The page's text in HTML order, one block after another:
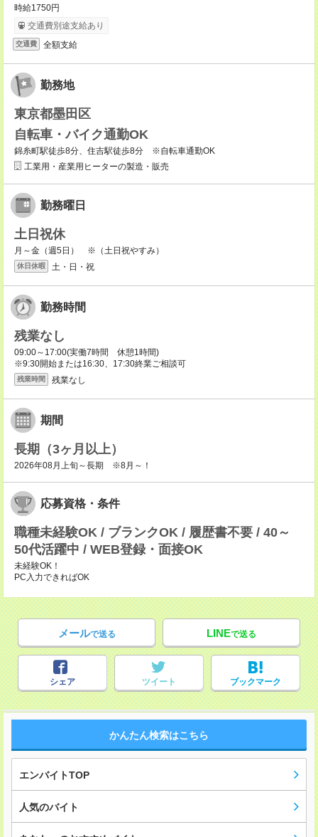
時給1750円
交通費別途支給あり
交通費 全額支給
勤務地
東京都墨田区
自転車・バイク通勤OK
錦糸町駅徒歩8分、住吉駅徒歩8分 ※自転車通勤OK
工業用・産業用ヒーターの製造・販売
勤務曜日
土日祝休
月～金（週5日） ※（土日祝やすみ）
休日休暇 土・日・祝
勤務時間
残業なし
09:00～17:00(実働7時間 休憩1時間)
※9:30開始または16:30、17:30終業ご相談可
残業時間 残業なし
期間
長期（3ヶ月以上）
2026年08月上旬～長期 ※8月～！
応募資格・条件
職種未経験OK / ブランクOK / 履歴書不要 / 40～
50代活躍中 / WEB登録・面接OK
未経験OK！
PC入力できればOK
メールで送る LINEで送る
シェア ツイート ブックマーク
かんたん検索はこちら
エンバイトTOP
人気のバイト